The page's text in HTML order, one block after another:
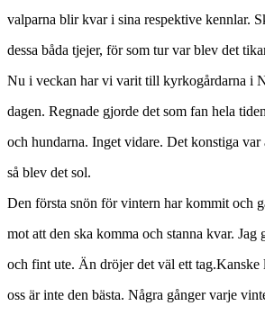
valparna blir kvar i sina respektive kennlar.
dessa båda tjejer, för som tur var blev det
Nu i veckan har vi varit till kyrkogårdarna i
dagen. Regnade gjorde det som fan hela
och hundarna. Inget vidare. Det konstiga
så blev det sol.
Den första snön för vintern har kommit och
mot att den ska komma och stanna kvar.
och fint ute. Än dröjer det väl ett
oss är inte den bästa. Några gånger varje